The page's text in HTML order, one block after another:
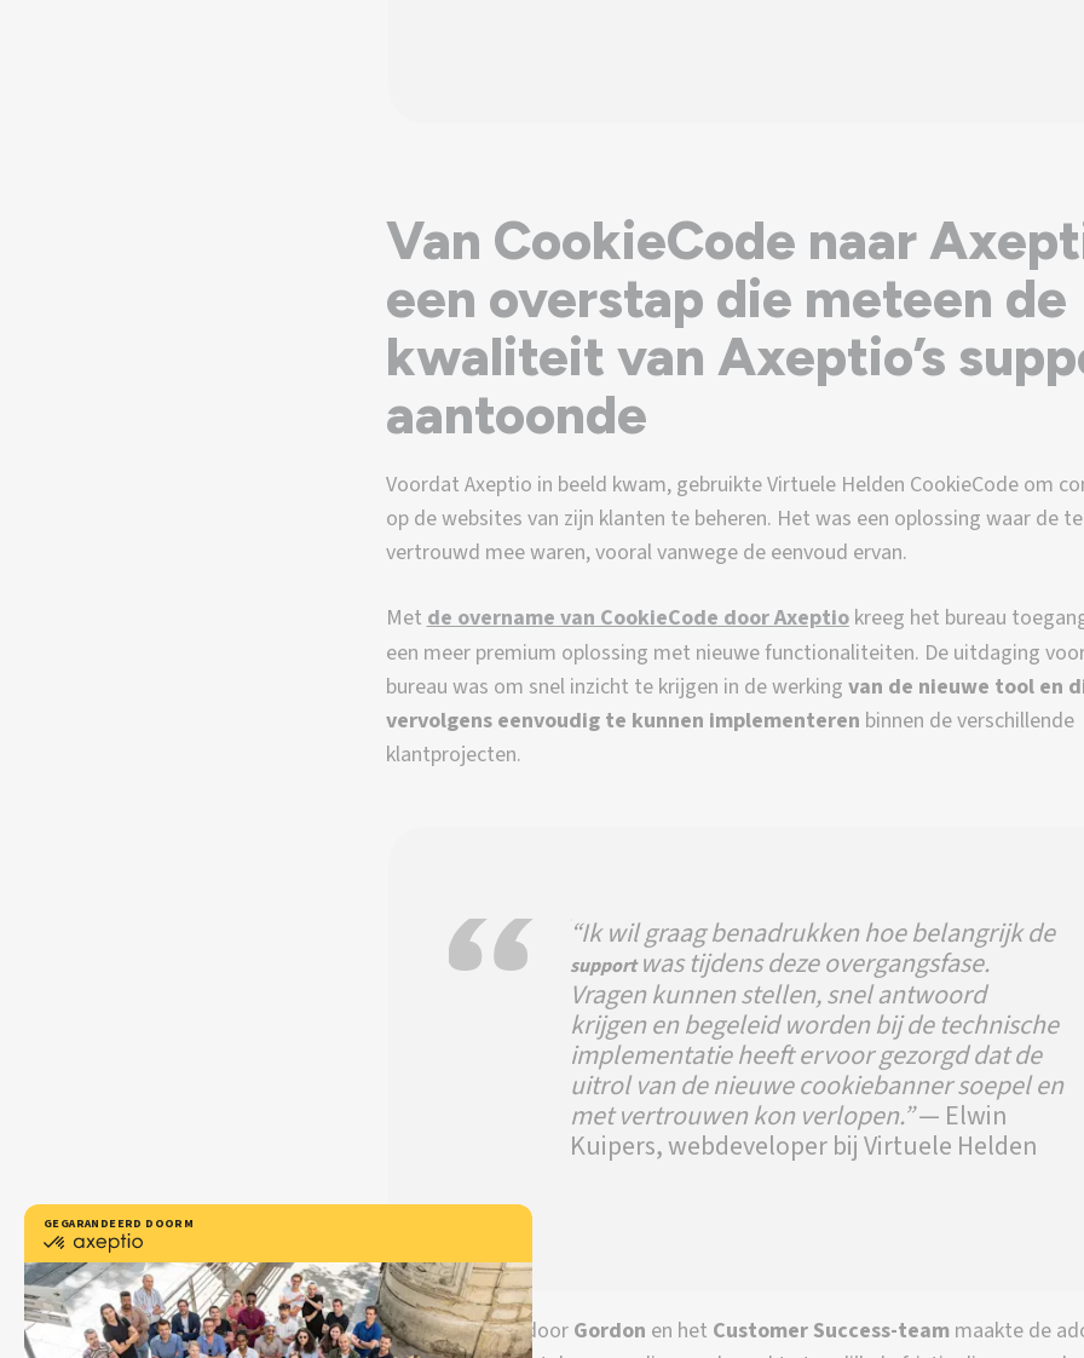
Van CookieCode naar
een overstap die meteen de
kwaliteit van Axeptio’s
aantoonde
Voordat Axeptio in beeld kwam, gebruikte Virtuele Helden CookieCode om
op de websites van zijn klanten te beheren. Het was een oplossing waar de
vertrouwd mee waren, vooral vanwege de eenvoud ervan.
Metde overname van CookieCode door Axeptiokreeg het bureau
een meer premium oplossing met nieuwe functionaliteiten. De uitdaging
bureau was om snel inzicht te krijgen in de werking van de nieuwe tool en
vervolgens eenvoudig te kunnen implementeren binnen de verschillende
klantprojecten.
“Ik wil graag benadrukken hoe belangrijk de
supportwas tijdens deze overgangsfase.
Vragen kunnen stellen, snel antwoord
krijgen en begeleid worden bij de technische
implementatie heeft ervoor gezorgd dat de
uitrol van de nieuwe cookiebanner soepel en
met vertrouwen kon verlopen.”— Elwin
Kuipers, webdeveloper bij Virtuele Helden
De begeleiding door Gordon en het Customer Success-teammaakte de